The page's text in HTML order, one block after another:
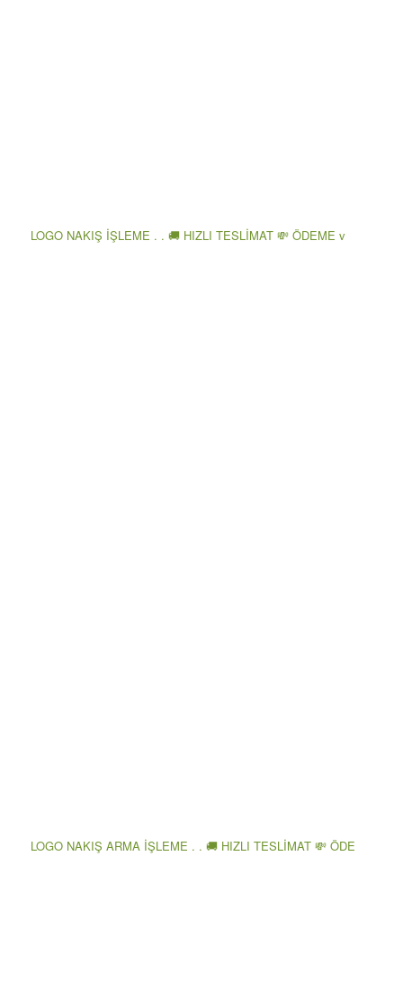
LOGO NAKIŞ İŞLEME . . 🚚 HIZLI TESLİMAT 💸 ÖDEME v
LOGO NAKIŞ ARMA İŞLEME . . 🚚 HIZLI TESLİMAT 💸 ÖDE